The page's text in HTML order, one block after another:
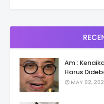
Am :
Harus
MAY 02,